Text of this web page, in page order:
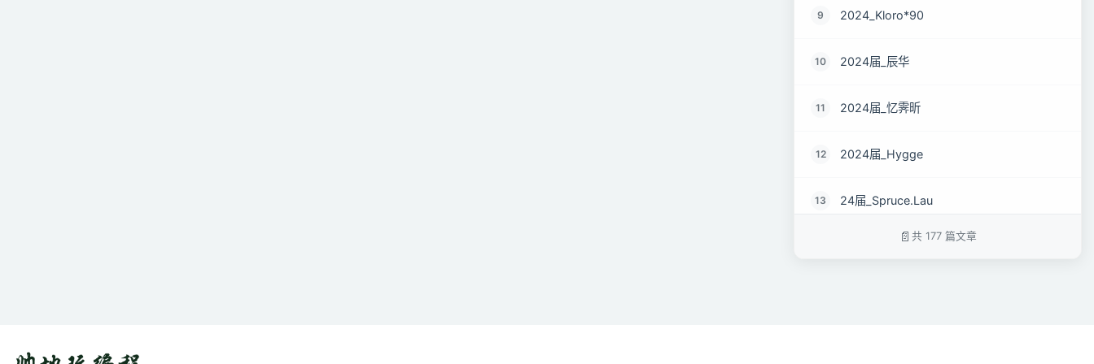
9 2024_Kloro*90
10 2024届_辰华
11 2024届_忆霁昕
12 2024届_Hygge
13 24届_Spruce.Lau
共 177 篇文章